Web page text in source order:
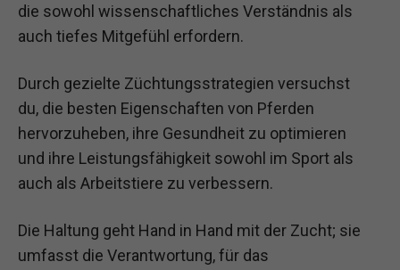
die sowohl wissenschaftliches Verständnis als
auch tiefes Mitgefühl erfordern.
Durch gezielte Züchtungsstrategien versuchst
du, die besten Eigenschaften von Pferden
hervorzuheben, ihre Gesundheit zu optimieren
und ihre Leistungsfähigkeit sowohl im Sport als
auch als Arbeitstiere zu verbessern.
Die Haltung geht Hand in Hand mit der Zucht; sie
umfasst die Verantwortung, für das